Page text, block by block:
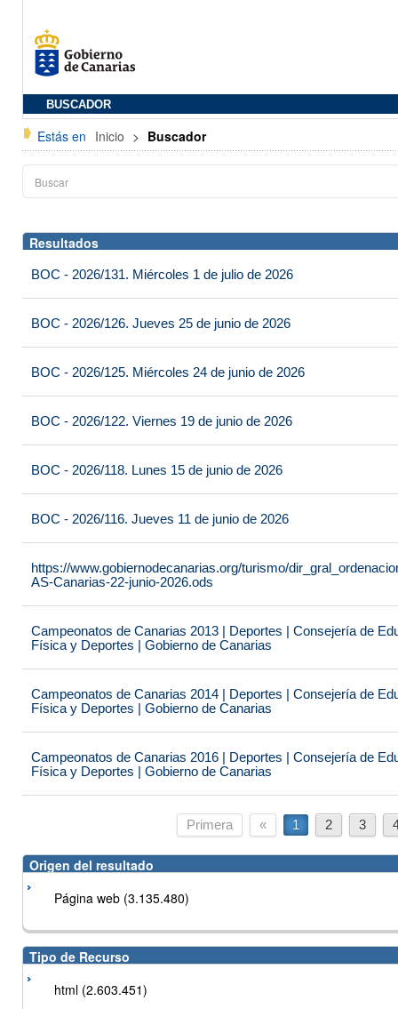
BUSCADOR
Estás en Inicio > Buscador
Resultados
BOC - 2026/131. Miércoles 1 de julio de 2026
BOC - 2026/126. Jueves 25 de junio de 2026
BOC - 2026/125. Miércoles 24 de junio de 2026
BOC - 2026/122. Viernes 19 de junio de 2026
BOC - 2026/118. Lunes 15 de junio de 2026
BOC - 2026/116. Jueves 11 de junio de 2026
https://www.gobiernodecanarias.org/turismo/
AS-Canarias-22-junio-2026.ods
Campeonatos de Canarias 2013 | Deportes | Consejería de
Física y Deportes | Gobierno de Canarias
Campeonatos de Canarias 2014 | Deportes | Consejería de
Física y Deportes | Gobierno de Canarias
Campeonatos de Canarias 2016 | Deportes | Consejería de
Física y Deportes | Gobierno de Canarias
Primera « 1 2 3
Origen del resultado
Página web (3.135.480)
Tipo de Recurso
html (2.603.451)